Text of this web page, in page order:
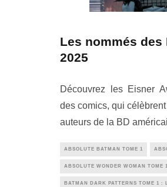
Les nommés des
2025
Découvrez les Eisner
des comics, qui
auteurs de la BD
ABSOLUTE BATMAN TOME 1
ABSOLUTE WONDER WOMAN TOME 1
BATMAN DARK PATTERNS TOME 1 :